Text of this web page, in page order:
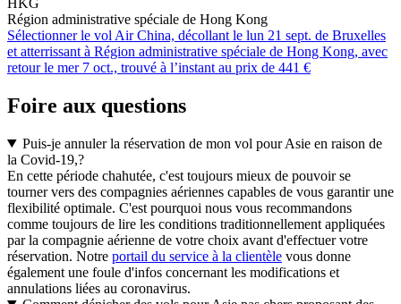
HKG
Région administrative spéciale de Hong Kong
Sélectionner le vol Air China, décollant le lun 21 sept. de Bruxelles
et atterrissant à Région administrative spéciale de Hong Kong, avec
retour le mer 7 oct., trouvé à l’instant au prix de 441 €
Foire aux questions
Puis-je annuler la réservation de mon vol pour Asie en raison de
la Covid-19,?
En cette période chahutée, c'est toujours mieux de pouvoir se
tourner vers des compagnies aériennes capables de vous garantir une
flexibilité optimale. C'est pourquoi nous vous recommandons
comme toujours de lire les conditions traditionnellement appliquées
par la compagnie aérienne de votre choix avant d'effectuer votre
réservation. Notre portail du service à la clientèle vous donne
également une foule d'infos concernant les modifications et
annulations liées au coronavirus.